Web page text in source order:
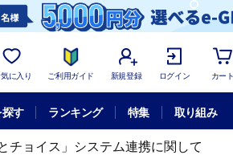
に入り ご利用ガイド 新規登録 ログイン カート
す ランキング 特集 取り組み
チョイス」システム連携に関して